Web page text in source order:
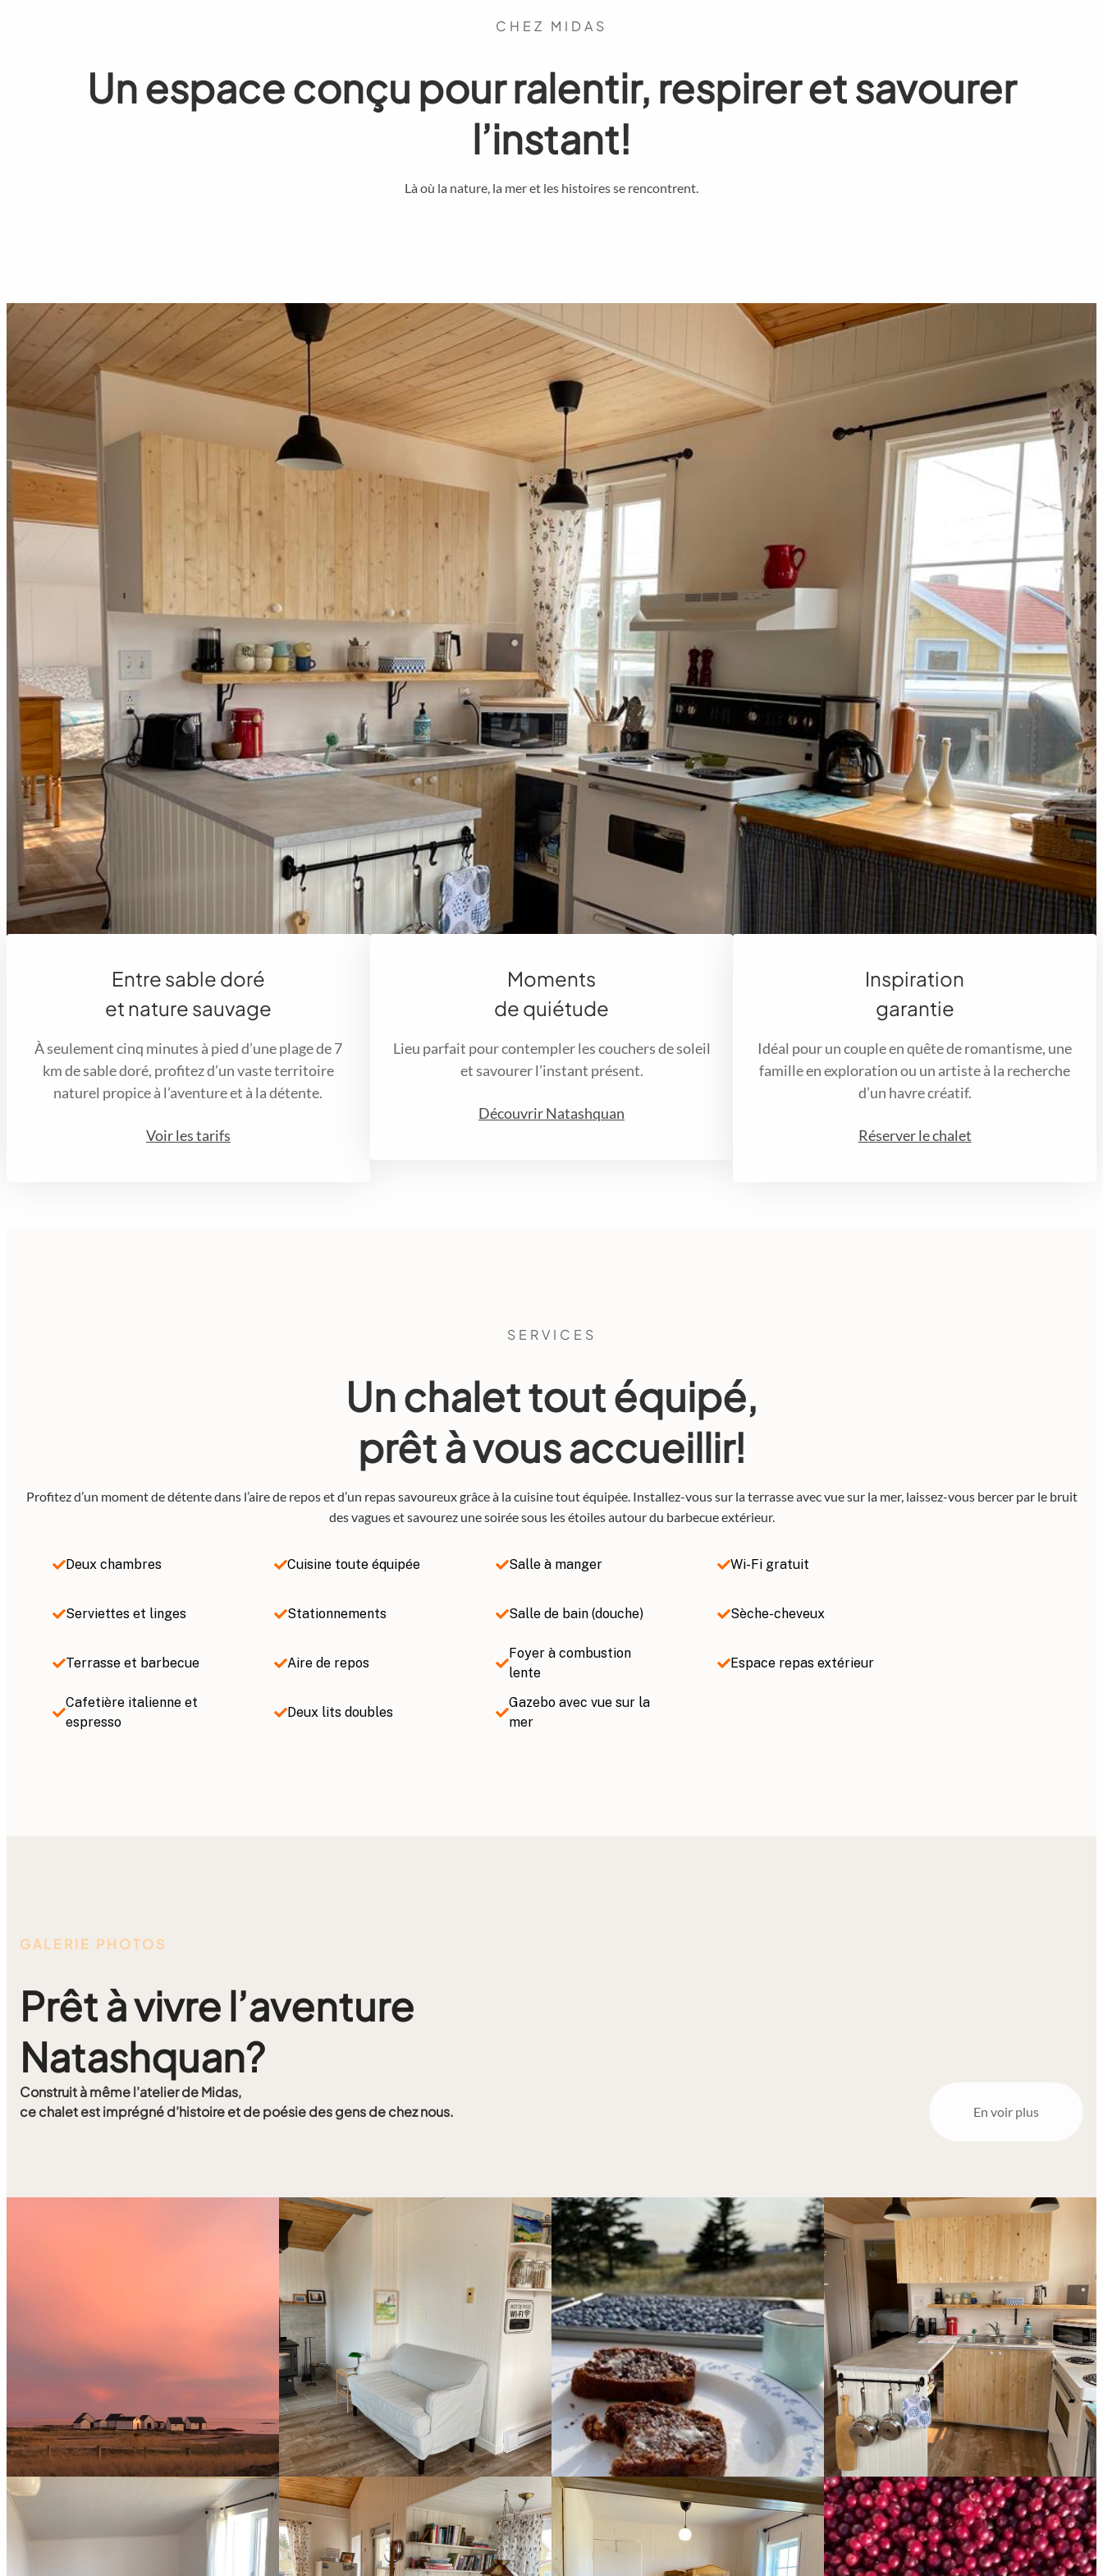
CHEZ MIDAS
Un espace conçu pour ralentir, respirer et savourer
l’instant!
Là où la nature, la mer et les histoires se rencontrent.
Entre sable doré
et nature sauvage
À seulement cinq minutes à pied d’une plage de 7
km de sable doré, profitez d’un vaste territoire
naturel propice à l’aventure et à la détente.
Voir les tarifs
Moments
de quiétude
Lieu parfait pour contempler les couchers de soleil
et savourer l’instant présent.
Découvrir Natashquan
Inspiration
garantie
Idéal pour un couple en quête de romantisme, une
famille en exploration ou un artiste à la recherche
d’un havre créatif.
Réserver le chalet
SERVICES
Un chalet tout équipé,
prêt à vous accueillir!
Profitez d’un moment de détente dans l’aire de repos et d’un repas savoureux grâce à la cuisine tout équipée. Installez-vous sur la terrasse avec vue sur la mer, laissez-vous bercer par le bruit
des vagues et savourez une soirée sous les étoiles autour du barbecue extérieur.
Deux chambres Cuisine toute équipée Salle à manger Wi-Fi gratuit
Serviettes et linges Stationnements Salle de bain (douche) Sèche-cheveux
Terrasse et barbecue Aire de repos
Foyer à combustion
lente
Espace repas extérieur
Cafetière italienne et
espresso
Deux lits doubles
Gazebo avec vue sur la
mer
GALERIE PHOTOS
Prêt à vivre l’aventure
Natashquan?
Construit à même l’atelier de Midas,
ce chalet est imprégné d’histoire et de poésie des gens de chez nous.
En voir plus